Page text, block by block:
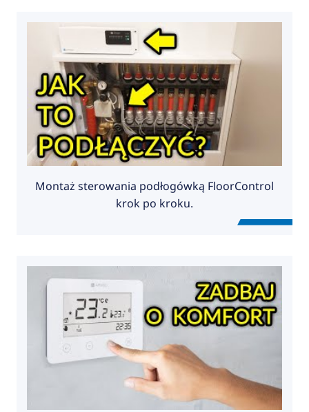
Montaż sterowania podłogówką FloorControl
krok po kroku.